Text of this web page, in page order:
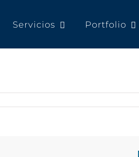
Servicios Portfolio